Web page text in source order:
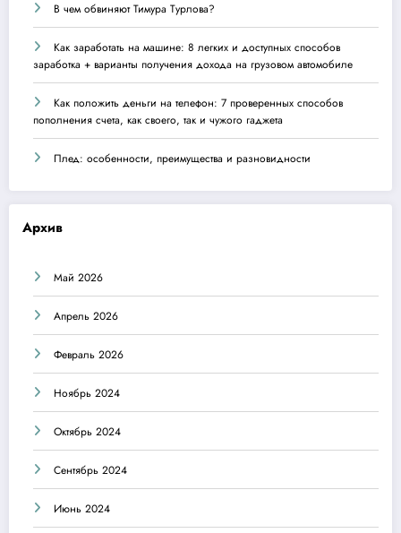
В чем обвиняют Тимура Турлова?
Как заработать на машине: 8 легких и доступных способов
заработка + варианты получения дохода на грузовом автомобиле
Как положить деньги на телефон: 7 проверенных способов
пополнения счета, как своего, так и чужого гаджета
Плед: особенности, преимущества и разновидности
Архив
Май 2026
Апрель 2026
Февраль 2026
Ноябрь 2024
Октябрь 2024
Сентябрь 2024
Июнь 2024